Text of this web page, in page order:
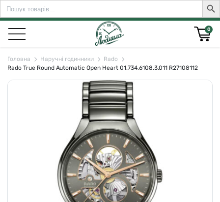
Search
for:
0
Головна Наручні годинники
Rado
Rado True Round Automatic Open Heart 01.734.6108.3.011 R27108112